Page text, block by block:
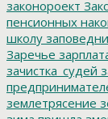
законороект
пенсионных
школу
Заречье
зачистка_судей
землетрясение